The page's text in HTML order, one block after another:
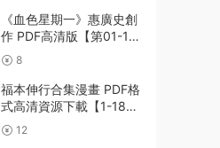
《血色星期一》惠廣史創
作 PDF高清版【第01-11
卷完結】
8
福本伸行合集漫畫 PDF格
式高清資源下載【1-18部
完結】Kindle電子漫畫資
源精品
12